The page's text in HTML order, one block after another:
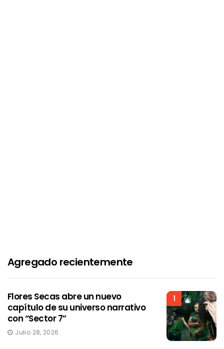
Agregado recientemente
1
Flores Secas abre un nuevo
capítulo de su universo narrativo
con “Sector 7”
Julio 28, 2026